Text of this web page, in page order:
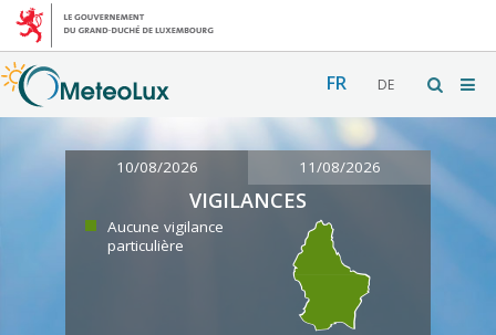
FR DE
10/08/2026 11/08/2026
VIGILANCES
Aucune vigilance
particulière